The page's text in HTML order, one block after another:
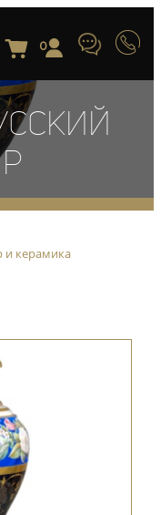
0
керамика